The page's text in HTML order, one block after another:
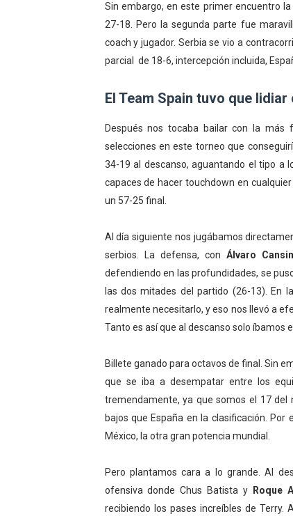
Sin embargo, en este primer encuentro
27-18. Pero la segunda parte fue
coach y jugador. Serbia se vio a
parcial de 18-6, intercepción incluida,
El Team Spain tuvo que lidiar
Después nos tocaba bailar con la más
selecciones en este torneo que
34-19 al descanso, aguantando el tipo a
capaces de hacer touchdown en
un 57-25 final.
Al día siguiente nos jugábamos
serbios. La defensa, conÁlvaro
defendiendo en las profundidades, se
las dos mitades del partido (26-13). En
realmente necesitarlo, y eso nos llevó a
Tanto es así que al descanso solo íbamos
Billete ganado para octavos de final. Sin
que se iba a desempatar entre los
tremendamente, ya que somos el 17 del
bajos que España en la clasificación.
México, la otra gran potencia mundial.
Pero plantamos cara a lo grande. Al
ofensiva donde Chus Batista y
Roque
recibiendo los pases increíbles de